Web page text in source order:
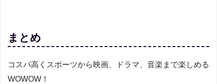
まとめ
コスパ高くスポーツから映画、ドラマ、音楽まで楽しめる
WOWOW！